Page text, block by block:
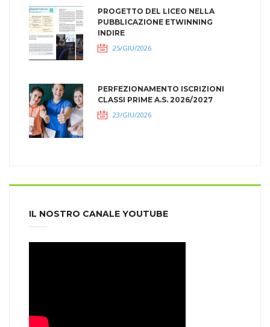
PROGETTO DEL LICEO NELLA
PUBBLICAZIONE ETWINNING
INDIRE
25/GIU/2026
PERFEZIONAMENTO ISCRIZIONI
CLASSI PRIME A.S. 2026/2027
23/GIU/2026
IL NOSTRO CANALE YOUTUBE